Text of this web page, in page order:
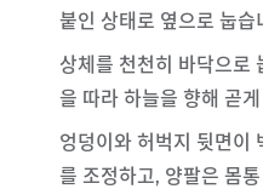
붙인 상태로 옆으로 눕습
상체를 천천히 바닥으로
을 따라 하늘을 향해 곧
엉덩이와 허벅지 뒷면이
를 조정하고, 양팔은 몸